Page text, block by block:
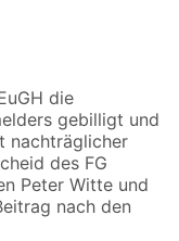
die
gebilligt und
nachträglicher
des FG
Peter Witte und
nach den